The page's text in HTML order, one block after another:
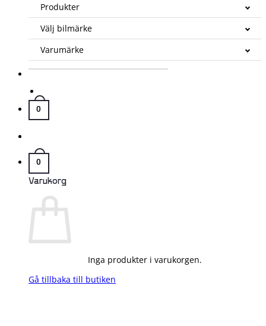
Produkter
Välj bilmärke
Varumärke
0
0
Varukorg
Inga produkter i varukorgen.
Gå tillbaka till butiken